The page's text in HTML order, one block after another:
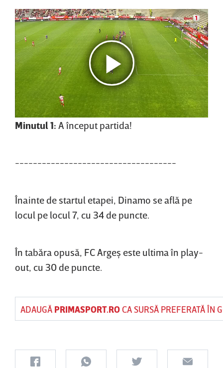
Minutul 1: A început partida!
------------------------------------
Înainte de startul etapei, Dinamo se află pe
locul pe locul 7, cu 34 de puncte.
În tabăra opusă, FC Argeş este ultima în play-
out, cu 30 de puncte.
ADAUGĂ PRIMASPORT.ROCA SURSĂ PREFERATĂ ÎN